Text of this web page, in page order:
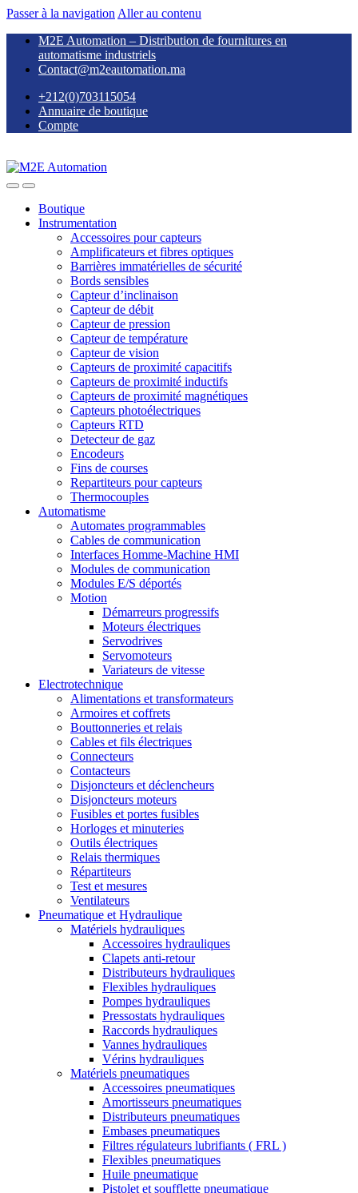
Passer à la navigation Aller au contenu
M2E Automation – Distribution de fournitures en
automatisme industriels
Contact@m2eautomation.ma
+212(0)703115054
Annuaire de boutique
Compte
Boutique
Instrumentation
Accessoires pour capteurs
Amplificateurs et fibres optiques
Barrières immatérielles de sécurité
Bords sensibles
Capteur d’inclinaison
Capteur de débit
Capteur de pression
Capteur de température
Capteur de vision
Capteurs de proximité capacitifs
Capteurs de proximité inductifs
Capteurs de proximité magnétiques
Capteurs photoélectriques
Capteurs RTD
Detecteur de gaz
Encodeurs
Fins de courses
Repartiteurs pour capteurs
Thermocouples
Automatisme
Automates programmables
Cables de communication
Interfaces Homme-Machine HMI
Modules de communication
Modules E/S déportés
Motion
Démarreurs progressifs
Moteurs électriques
Servodrives
Servomoteurs
Variateurs de vitesse
Electrotechnique
Alimentations et transformateurs
Armoires et coffrets
Bouttonneries et relais
Cables et fils électriques
Connecteurs
Contacteurs
Disjoncteurs et déclencheurs
Disjoncteurs moteurs
Fusibles et portes fusibles
Horloges et minuteries
Outils électriques
Relais thermiques
Répartiteurs
Test et mesures
Ventilateurs
Pneumatique et Hydraulique
Matériels hydrauliques
Accessoires hydrauliques
Clapets anti-retour
Distributeurs hydrauliques
Flexibles hydrauliques
Pompes hydrauliques
Pressostats hydrauliques
Raccords hydrauliques
Vannes hydrauliques
Vérins hydrauliques
Matériels pneumatiques
Accessoires pneumatiques
Amortisseurs pneumatiques
Distributeurs pneumatiques
Embases pneumatiques
Filtres régulateurs lubrifiants ( FRL )
Flexibles pneumatiques
Huile pneumatique
Pistolet et soufflette pneumatique